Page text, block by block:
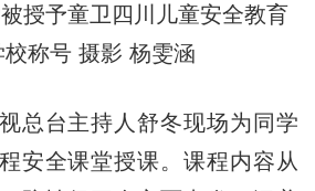
授予童卫四川儿童安全教育
校称号 摄影 杨雯涵
台主持人舒冬现场为同学
安全课堂授课。课程内容从